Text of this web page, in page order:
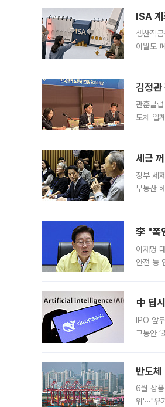
ISA 계
생산적
이월도
김정관
관훈클
도체 업
세금
정부 세
부동산
李 "폭
이재명
안전 등
中 딥
IPO 앞
그동안
반도
6월 상
위'⋯"유